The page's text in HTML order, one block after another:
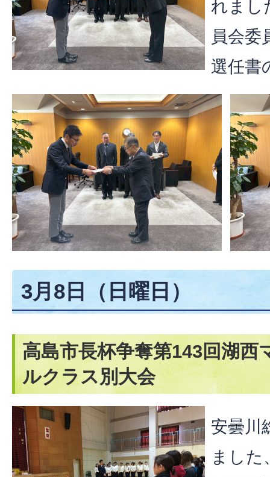
れまし
員会委
選任書
3月8日（日曜日）
高島市長杯争奪第143回湖西
ルクラス別大会
安曇川
ました